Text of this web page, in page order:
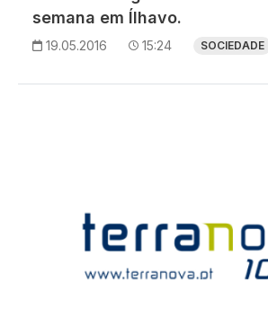
semana em Ílhavo.
19.05.2016 15:24 SOCIEDADE